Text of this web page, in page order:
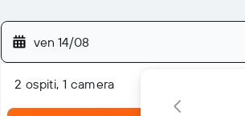
ven 14/08
2 ospiti, 1 camera